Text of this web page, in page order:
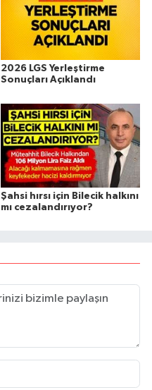
2026 LGS Yerleştirme
Sonuçları Açıklandı
Şahsi hırsı için Bilecik halkını
mı cezalandırıyor?